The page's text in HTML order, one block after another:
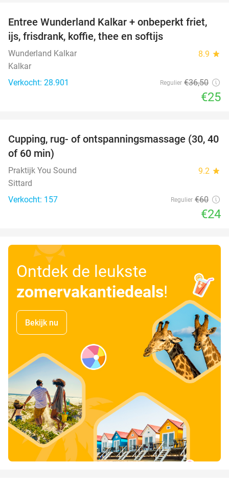
32%
Entree Wunderland Kalkar + onbeperkt friet,
ijs, frisdrank, koffie, thee en softijs
Wunderland Kalkar 8.9 star
Kalkar
Verkocht: 28.901
Regulier €36,50
€25
60%
Cupping, rug- of ontspanningsmassage (30, 40
of 60 min)
Praktijk You Sound 9.2 star
Sittard
Verkocht: 157
Regulier €60
€24
Ontdek de leukste
zomervakantiedeals!
Bekijk nu